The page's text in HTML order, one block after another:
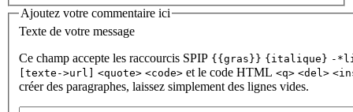
Ajoutez votre commentaire ici
Texte de votre message
Ce champ accepte les raccourcis SPIP {{gras}} {italique} -
[texte->url]
<quote> <code> et le code HTML <q> <del>
créer des paragraphes, laissez simplement des lignes vides.